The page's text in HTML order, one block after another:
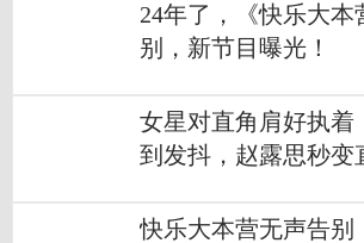
24年了，《快乐大本
别，新节目曝光！
女星对直角肩好执着
到发抖，赵露思秒变
快乐大本营无声告别